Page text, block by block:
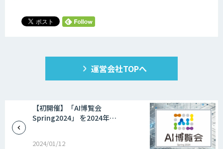
運営会社TOPへ
【初開催】「AI博覧会
Spring2024」 を2024年…
2024/01/12